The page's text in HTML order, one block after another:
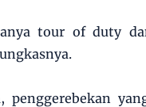
tour of duty
penggerebekan